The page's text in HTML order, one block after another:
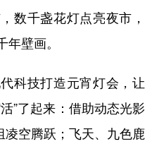
千盏花灯点亮夜市，
年壁画。
技打造元宵灯会，让
”了起来：借助动态光影
凌空腾跃；飞天、九色鹿